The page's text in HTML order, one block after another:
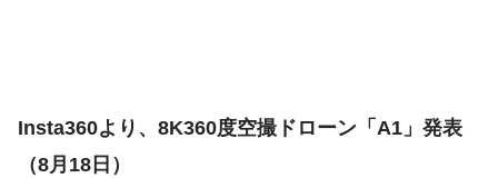
Insta360より、8K360度空撮ドローン「A1」発表
（8月18日）